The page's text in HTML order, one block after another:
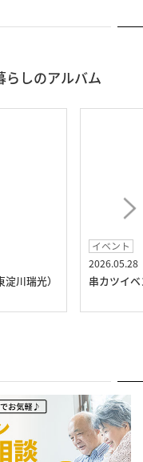
らしのアルバム
川瑞光）
イベント
2026.05.28
串カツイ